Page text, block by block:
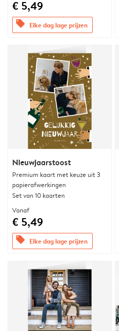
€ 5,49
offers Elke dag lage prijzen
Nieuwjaarstoost
Premium kaart met keuze uit 3
papierafwerkingen
Set van 10 kaarten
Vanaf
€ 5,49
offers Elke dag lage prijzen